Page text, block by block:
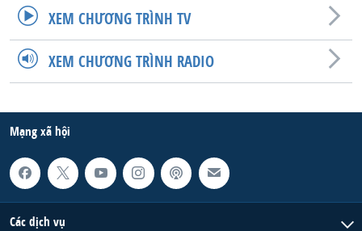
XEM CHƯƠNG TRÌNH TV
XEM CHƯƠNG TRÌNH RADIO
Mạng xã hội
Các dịch vụ